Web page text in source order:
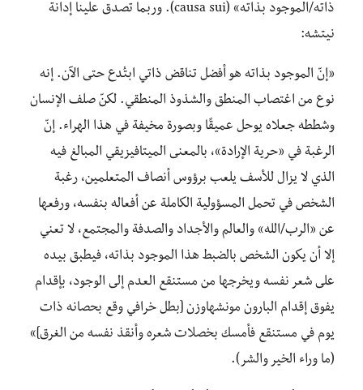
ذاته/الموجود بذاته» (causa sui). وربما تصدق علينا إدانة
نيتشه:
«إنّ الموجود بذاته هو أفضل تناقض ذاتي ابتُدع حتى الآن. إنه
نوع من اغتصاب المنطق والشذوذ المنطقي. لكنّ صلف الإنسان
وشططه جعلاه يوحل عميقًا وبصورة مخيفة في هذا الهراء. إنّ
الرغبة في «حرية الإرادة»، بالمعنى الميتافيزيقي المبالغ فيه
الذي لا يزال للأسف يلعب برؤوس أنصاف المتعلمين، رغبة
الشخص في تحمل المسؤولية الكاملة عن أفعاله بنفسه، ورفعها
عن «الرب/الله» والعالم والأجداد والصدفة والمجتمع، لا تعني
إلا أن يكون الشخص بالضبط هذا الموجود بذاته، فيطبق بيده
على شعر نفسه ويخرجها من مستنقع العدم إلى الوجود، بإقدام
يفوق إقدام البارون مونشهاوزن [بطل خرافي وقع بحصانه ذات
يوم في مستنقع فأمسك بخصلات شعره وأنقذ نفسه من الغرق]»
(ما وراء الخير والشر).